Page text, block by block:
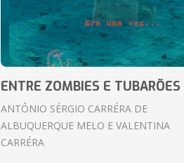
ENTRE ZOMBIES E TUBARÕES
ANTÔNIO SÉRGIO CARRÉRA DE
ALBUQUERQUE MELO E VALENTINA
CARRÉRA